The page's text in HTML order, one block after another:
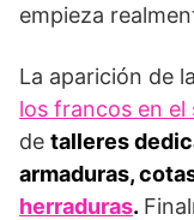
empieza
La aparición de
los francos en el
de talleres
armaduras,
herraduras.